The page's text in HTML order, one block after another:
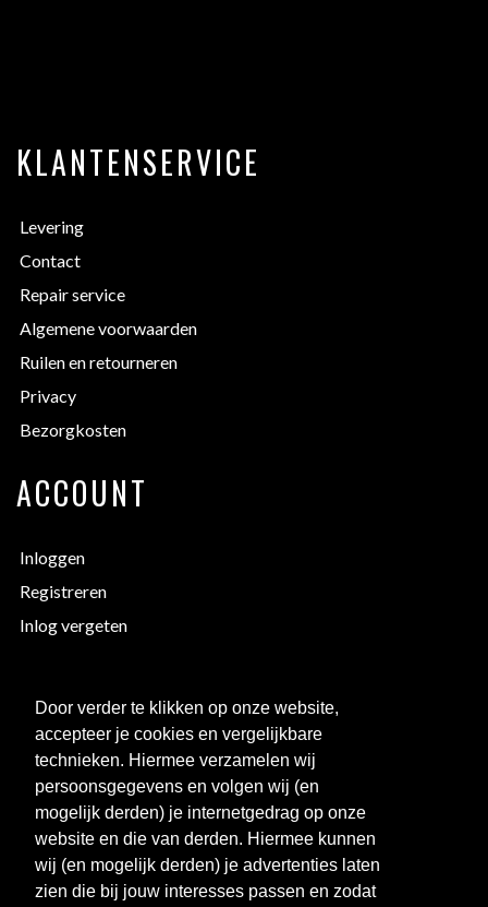
Door verder te klikken op onze website,
accepteer je cookies en vergelijkbare
technieken. Hiermee verzamelen wij
persoonsgegevens en volgen wij (en
mogelijk derden) je internetgedrag op onze
website en die van derden. Hiermee kunnen
wij (en mogelijk derden) je advertenties laten
zien die bij jouw interesses passen en zodat
KLANTENSERVICE
Levering
Contact
Repair service
Algemene voorwaarden
Ruilen en retourneren
Privacy
Bezorgkosten
ACCOUNT
Inloggen
Registreren
Inlog vergeten
Bedrukken
Maattabellen
Links
Over ons
Clubkorting